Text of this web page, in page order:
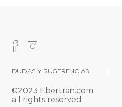
PIE
DE
DUDAS Y SUGERENCIAS
©2023 Ebertran.com
all rights reserved